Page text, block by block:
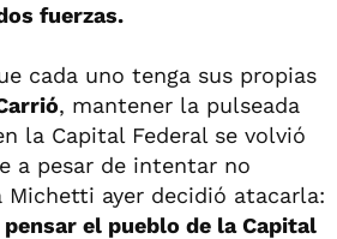
fuerzas.
cada uno tenga sus propias
, mantener la pulseada
la Capital Federal se volvió
a pesar de intentar no
Michetti ayer decidió atacarla:
el pueblo de la Capital